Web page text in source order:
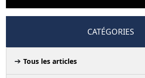
CATÉGORIES
Tous les articles